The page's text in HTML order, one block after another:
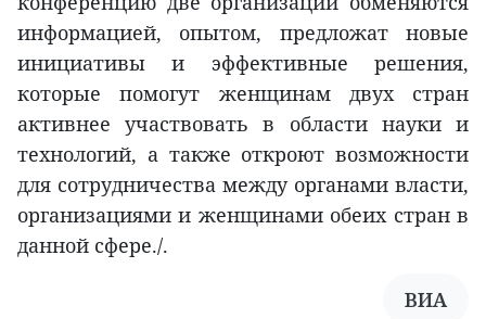
информацией, опытом, предложат новые
инициативы и эффективные решения,
которые помогут женщинам двух стран
активнее участвовать в области науки и
технологий, а также откроют возможности
для сотрудничества между органами власти,
организациями и женщинами обеих стран в
данной сфере./.
ВИА